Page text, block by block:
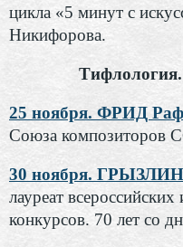
цикла «5 минут с
Никифорова.
25 ноября. ФРИД
Союза композиторов
30 ноября.
лауреат
конкурсов. 70 лет со